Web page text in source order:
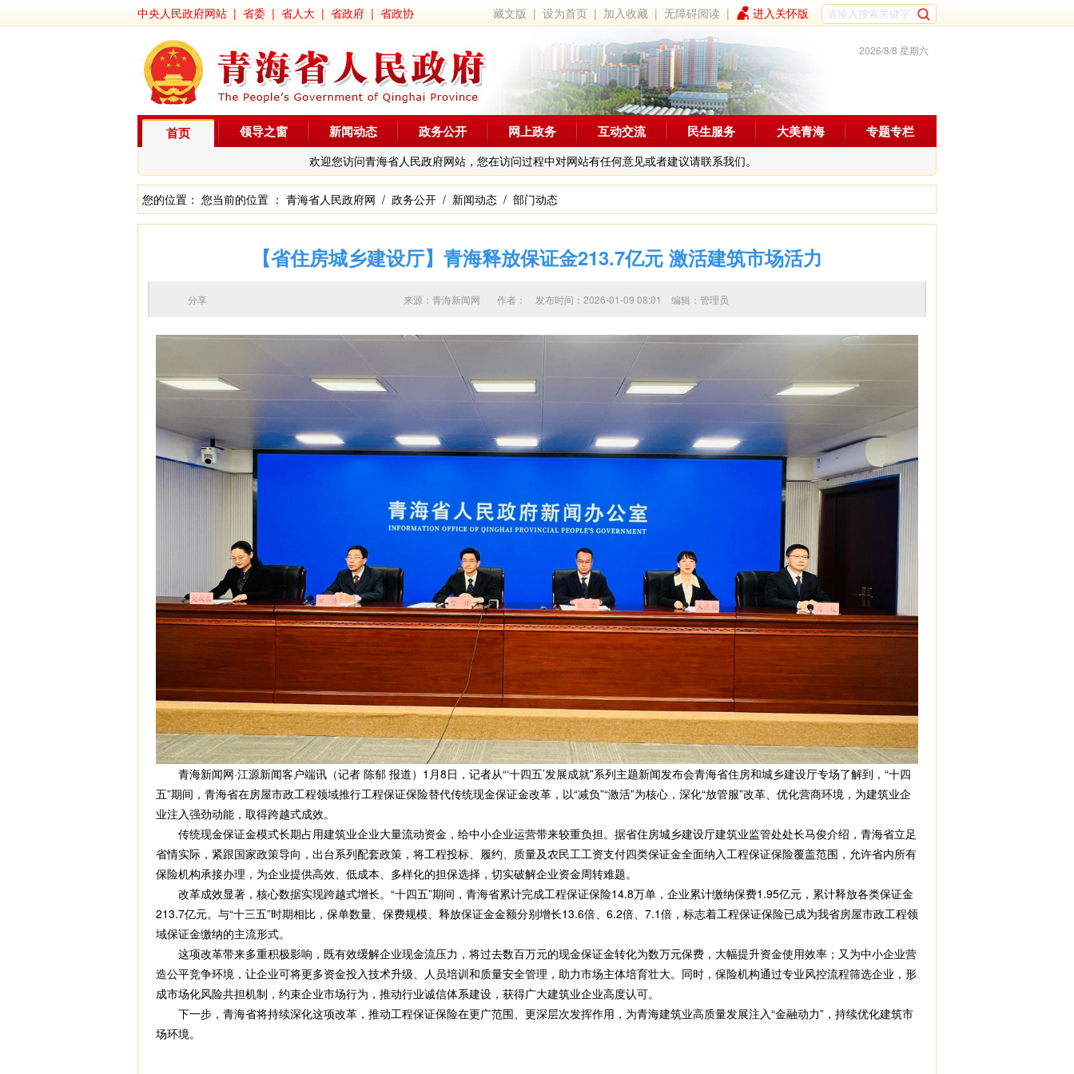
中央人民政府网站 | 省委 | 省人大 | 省政府 | 省政协 藏文版 |设为首页 | 加入收藏 |无障碍阅读 | 进入关怀版
2026/8/8 星期六
首页
欢迎您访问青海省人民政府网站，您在访问过程中对网站有任何意见或者建议请联系我们。
领导之窗 新闻动态 政务公开 网上政务 互动交流 民生服务 大美青海 专题专栏
您的位置： 您当前的位置 ： 青海省人民政府网 / 政务公开 / 新闻动态 / 部门动态
【省住房城乡建设厅】青海释放保证金213.7亿元 激活建筑市场活力
来源：青海新闻网 作者： 发布时间：2026-01-09 08:01 编辑：管理员
分享
青海新闻网·江源新闻客户端讯（记者 陈郁 报道）1月8日，记者从“‘十四五’发展成就”系列主题新闻发布会青海省住房和城乡建设厅专场了解到， “十四
五”期间，青海省在房屋市政工程领域推行工程保证保险替代传统现金保证金改革，以“减负”“激活”为核心，深化“放管服”改革、优化营商环境，为建筑业企
业注入强劲动能，取得跨越式成效。
传统现金保证金模式长期占用建筑业企业大量流动资金，给中小企业运营带来较重负担。据省住房城乡建设厅建筑业监管处处长马俊介绍，青海省立足
省情实际，紧跟国家政策导向，出台系列配套政策，将工程投标、履约、质量及农民工工资支付四类保证金全面纳入工程保证保险覆盖范围，允许省内所有
保险机构承接办理，为企业提供高效、低成本、多样化的担保选择，切实破解企业资金周转难题。
改革成效显著，核心数据实现跨越式增长。“十四五”期间，青海省累计完成工程保证保险14.8万单，企业累计缴纳保费1.95亿元，累计释放各类保证金
213.7亿元。与“十三五”时期相比，保单数量、保费规模、释放保证金金额分别增长13.6倍、6.2倍、7.1倍，标志着工程保证保险已成为我省房屋市政工程领
域保证金缴纳的主流形式。
这项改革带来多重积极影响，既有效缓解企业现金流压力，将过去数百万元的现金保证金转化为数万元保费，大幅提升资金使用效率；又为中小企业营
造公平竞争环境，让企业可将更多资金投入技术升级、人员培训和质量安全管理，助力市场主体培育壮大。同时，保险机构通过专业风控流程筛选企业，形
成市场化风险共担机制，约束企业市场行为，推动行业诚信体系建设，获得广大建筑业企业高度认可。
下一步，青海省将持续深化这项改革，推动工程保证保险在更广范围、更深层次发挥作用，为青海建筑业高质量发展注入“金融动力”，持续优化建筑市
场环境。